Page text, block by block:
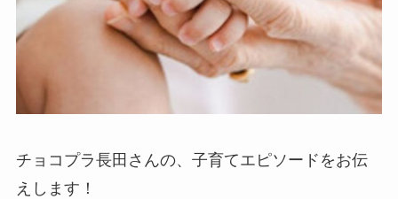
チョコプラ長田さんの、子育てエピソードをお伝
えします！